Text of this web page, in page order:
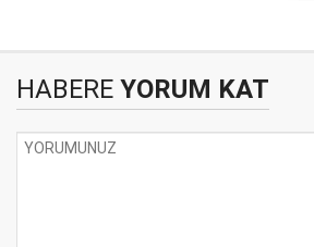
HABERE YORUM KAT